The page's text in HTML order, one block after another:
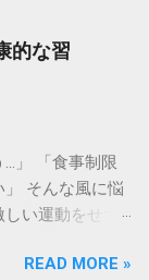
的な習
…」 「食事制限
そんな風に悩
い運動をせず
、理想のボディ
READ MORE »